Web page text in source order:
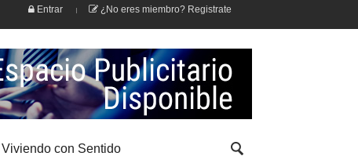
Entrar ¿No eres miembro? Registrate
Viviendo con Sentido